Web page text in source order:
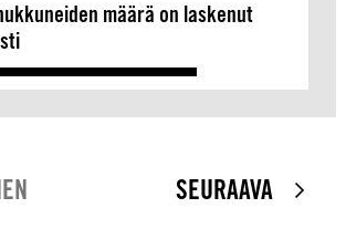
määrä on laskenut
SEURAAVA